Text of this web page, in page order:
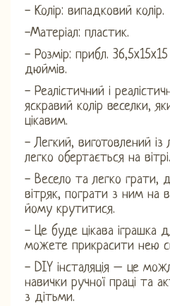
- Колір: випадковий колір.
-Матеріал: пластик.
- Розмір: прибл.
дюймів.
- Реалістичний і
яскравий колір веселки,
цікавим.
- Легкий, виготовлений із
легко обертається на вітрі.
- Весело та легко грати,
вітряк, пограти з ним на
йому крутитися.
- Це буде цікава іграшка
можете прикрасити нею
- DIY інсталяція – це
навички ручної праці та
з дітьми.